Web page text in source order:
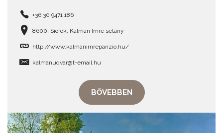
+36 30 9471 186
8600, Siófok, Kálmán Imre sétány
http://www.kalmanimrepanzio.hu/
kalmanudvar@t-email.hu
BŐVEBBEN